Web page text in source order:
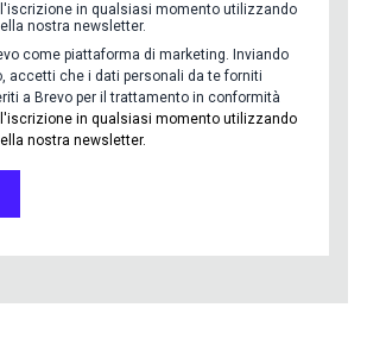
l'iscrizione in qualsiasi momento utilizzando
nostra newsletter.
come piattaforma di marketing. Inviando
accetti che i dati personali da te forniti
a Brevo per il trattamento in conformità
l'iscrizione in qualsiasi momento utilizzando
nostra newsletter.